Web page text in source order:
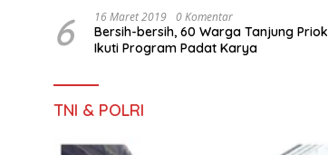
6 16 Maret 2019 0 Komentar
Bersih-bersih, 60 Warga Tanjung Priok
Ikuti Program Padat Karya
TNI & POLRI